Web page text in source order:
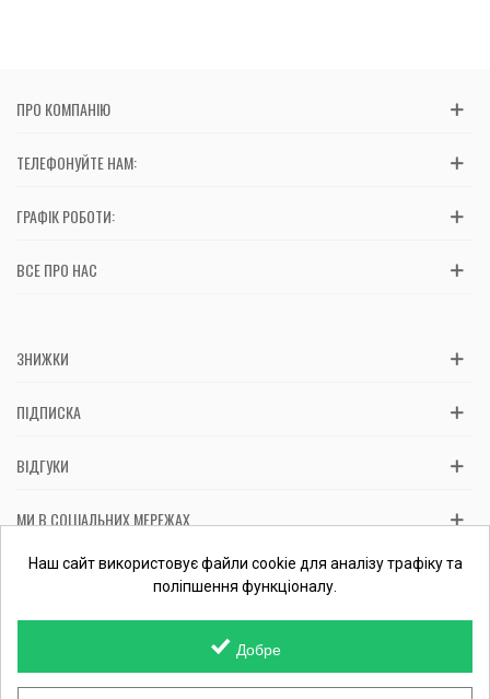
ПРО КОМПАНІЮ
ТЕЛЕФОНУЙТЕ НАМ:
ГРАФІК РОБОТИ:
ВСЕ ПРО НАС
ЗНИЖКИ
ПІДПИСКА
ВІДГУКИ
МИ В СОЦІАЛЬНИХ МЕРЕЖАХ
Вас обслуговує: ФОП Косташ С.І., номер запису в ЄДР 2 673 000
0000 057597 від 06.01.2017.Перевірити ФОП
© 2015-2026 MamaTato.org інтернет-магазин. Всі права захищені.
Наш сайт використовує файли cookie для аналізу трафіку та
поліпшення функціоналу.
Добре